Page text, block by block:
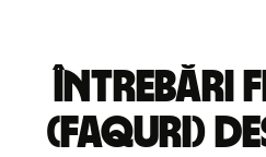
Întrebări
(FAQuri)